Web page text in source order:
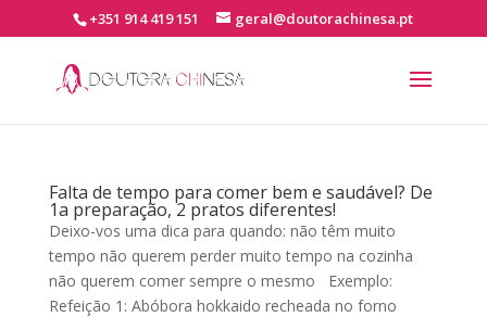
+351 914 419 151 geral@doutorachinesa.pt
Falta de tempo para comer bem e saudável? De
1a preparação, 2 pratos diferentes!
Deixo-vos uma dica para quando: não têm muito
tempo não querem perder muito tempo na cozinha
não querem comer sempre o mesmo Exemplo:
Refeição 1: Abóbora hokkaido recheada no forno